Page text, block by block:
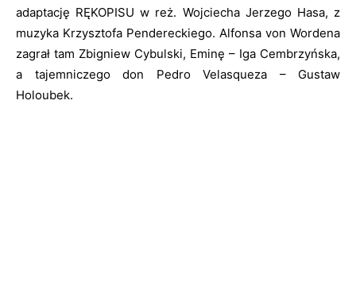
adaptację RĘKOPISU w reż. Wojciecha Jerzego Hasa, z
muzyka Krzysztofa Pendereckiego. Alfonsa von Wordena
zagrał tam Zbigniew Cybulski, Eminę – Iga Cembrzyńska,
a tajemniczego don Pedro Velasqueza – Gustaw
Holoubek.